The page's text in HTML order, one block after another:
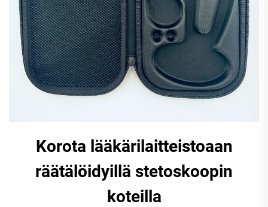
Korota lääkärilaitteistoaan
räätälöidyillä stetoskoopin
koteilla